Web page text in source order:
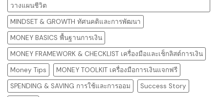
วางแผนชีวิต
MINDSET & GROWTH ทัศนคติและการพัฒนา
MONEY BASICS พื้นฐานการเงิน
MONEY FRAMEWORK & CHECKLIST เครื่องมือและเช็กลิสต์การเงิน
Money Tips
MONEY TOOLKIT เครื่องมือการเงินแจกฟรี
SPENDING & SAVING การใช้และการออม
Success Story